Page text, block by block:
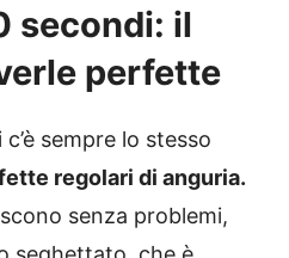
secondi: il
perfette
sempre lo stesso
regolari di anguria.
senza problemi,